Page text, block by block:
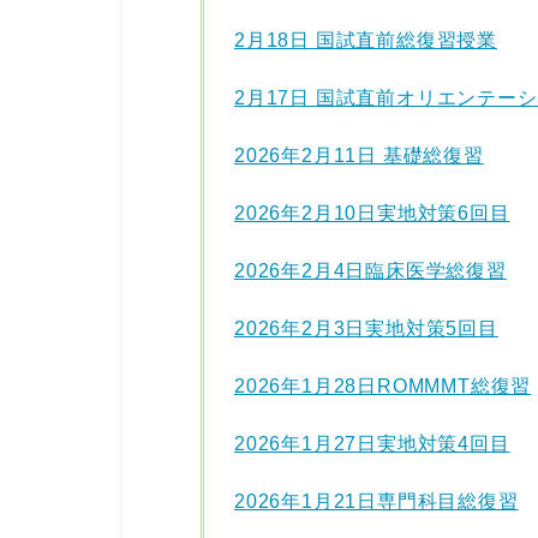
2月18日 国試直前総復習授業
2月17日 国試直前オリエンテー
2026年2月11日 基礎総復習
2026年2月10日実地対策6回目
2026年2月4日臨床医学総復習
2026年2月3日実地対策5回目
2026年1月28日ROMMMT総復習
2026年1月27日実地対策4回目
2026年1月21日専門科目総復習